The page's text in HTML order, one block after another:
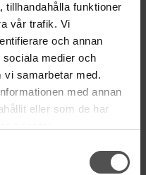
tillhandahålla funktioner
vår trafik. Vi
och annan
medier och
vi samarbetar med.
med annan
eller som de har
Sevillkor